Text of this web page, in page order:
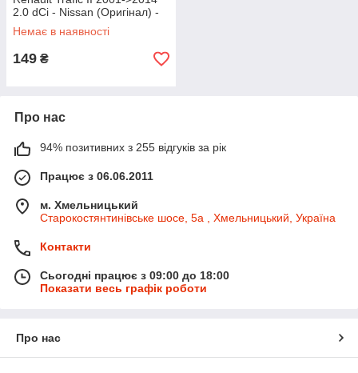
2.0 dCi - Nissan (Оригінал) -
12315-00Q0L
Немає в наявності
149 ₴
Про нас
94% позитивних з 255 відгуків за рік
Працює з 06.06.2011
м. Хмельницький
Старокостянтинівське шосе, 5а , Хмельницький, Україна
Контакти
Сьогодні працює з 09:00 до 18:00
Показати весь графік роботи
Про нас